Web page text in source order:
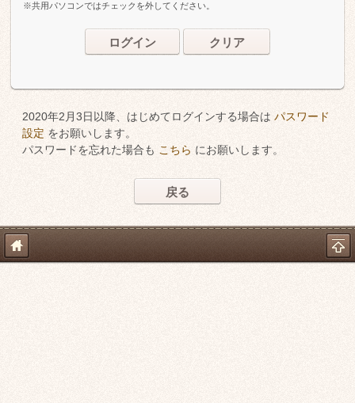
※共用パソコンではチェックを外してください。
ログイン クリア
2020年2月3日以降、はじめてログインする場合は パスワード
設定 をお願いします。
パスワードを忘れた場合も こちら にお願いします。
戻る